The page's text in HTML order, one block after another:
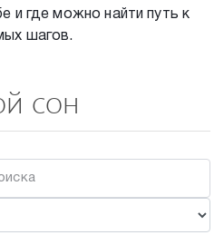
и где можно найти путь к
шагов.
сон